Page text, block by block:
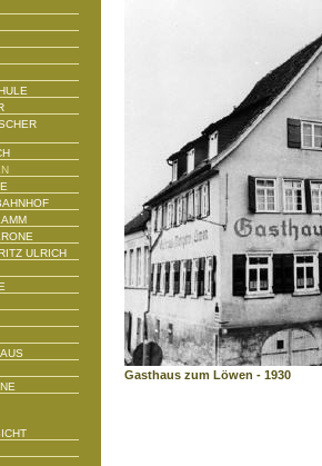
ULRICH
Gasthaus zum Löwen - 1930